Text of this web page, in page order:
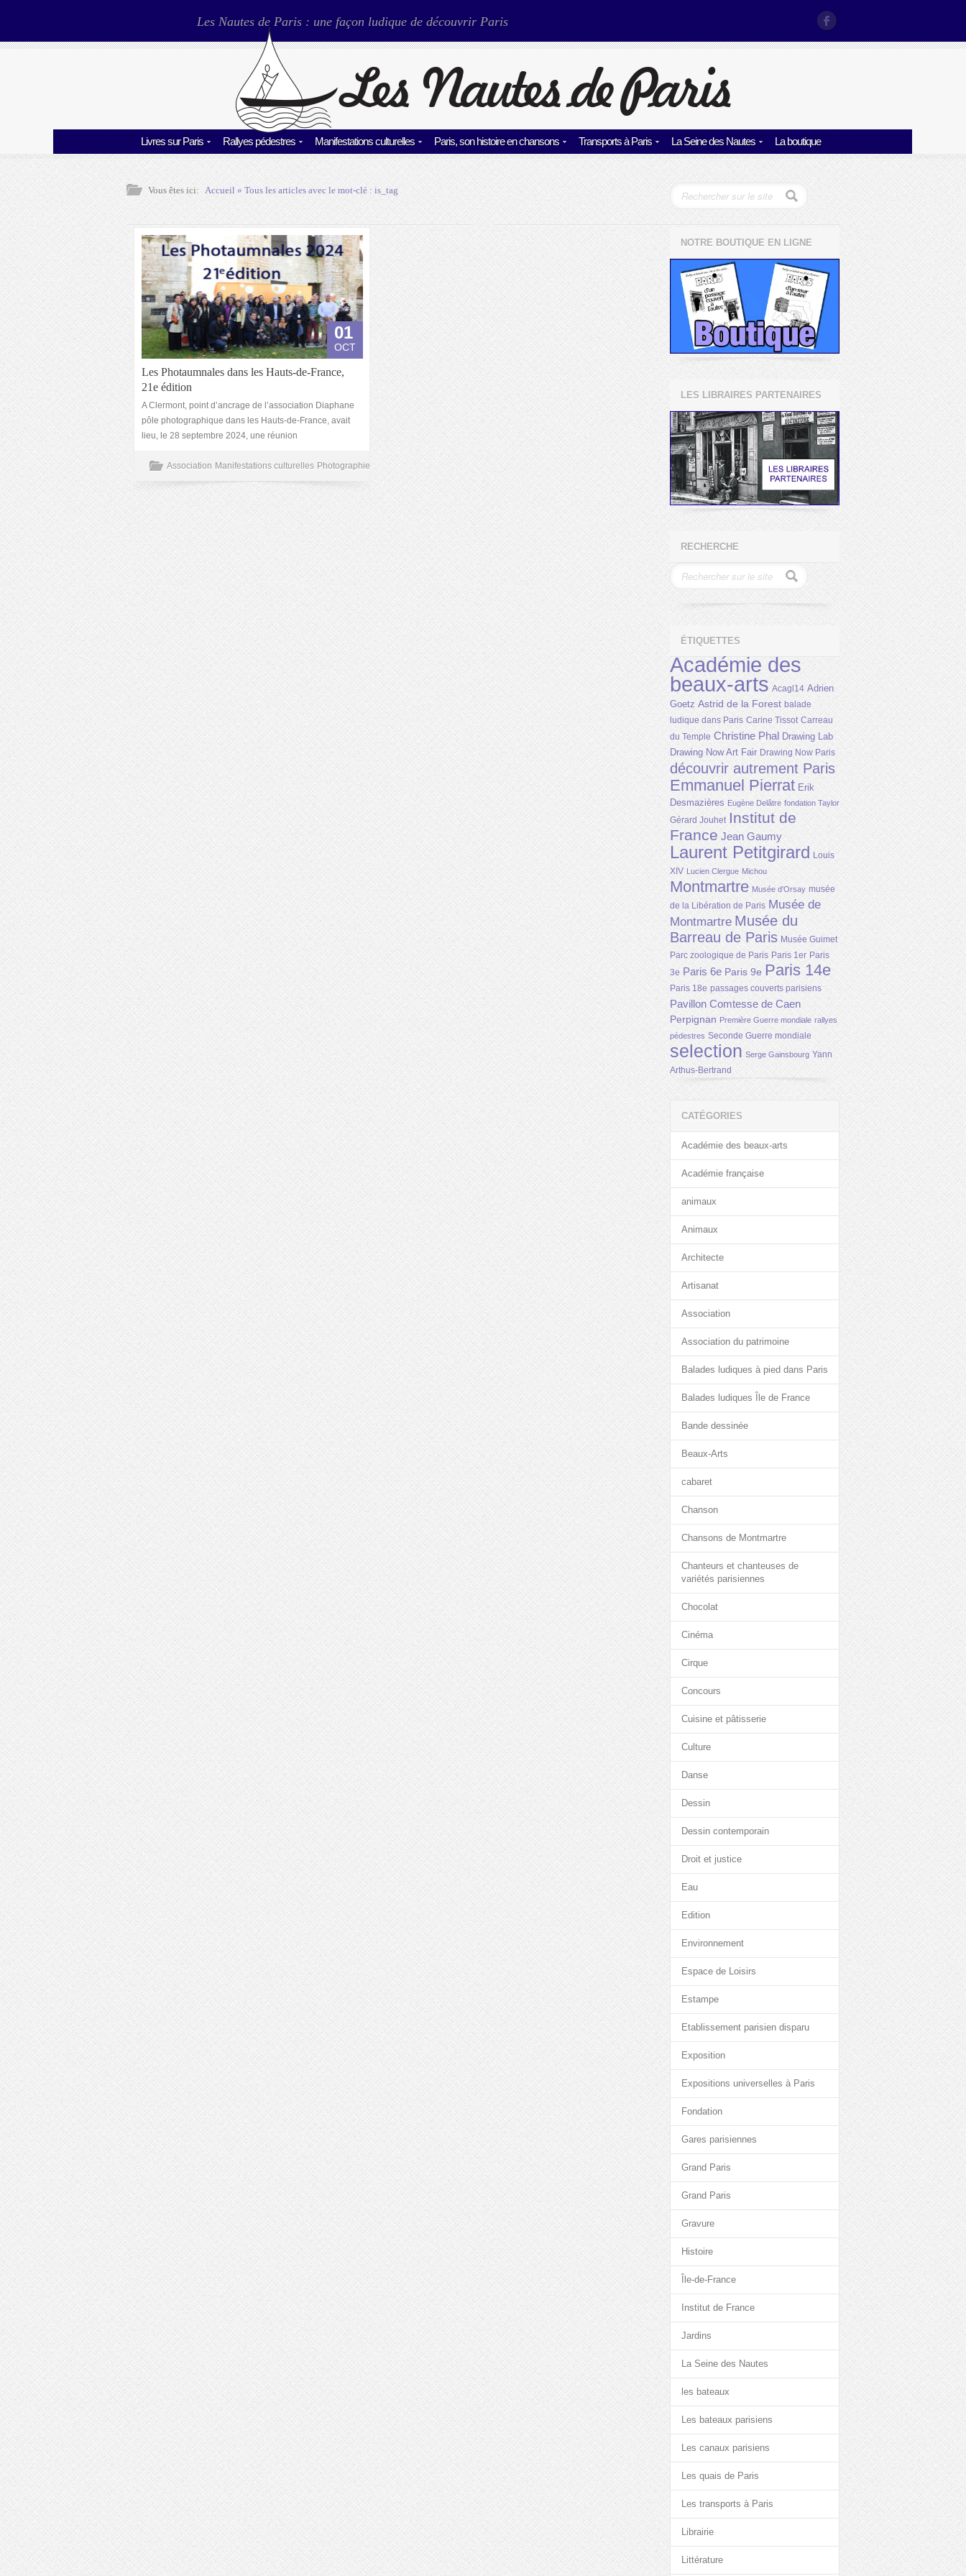
Les Nautes de Paris : une façon ludique de découvrir Paris
Livres sur Paris Rallyes pédestres Manifestations culturelles Paris, son histoire en chansons Transports à Paris La Seine des Nautes La boutique
Vous êtes ici: Accueil» Tous les articles avec le mot-clé :is_tag
01
OCT
Les Photaumnales dans les Hauts-de-France,
21e édition
A Clermont, point d’ancrage de l’association Diaphane
pôle photographique dans les Hauts-de-France, avait
lieu, le 28 septembre 2024, une réunion
Association Manifestations culturelles Photographie
NOTRE BOUTIQUE EN LIGNE
LES LIBRAIRES PARTENAIRES
RECHERCHE
ÉTIQUETTES
Académie des
beaux-arts Acagl14 Adrien
Goetz Astrid de la Forest balade
ludique dans Paris Carine Tissot Carreau
du Temple Christine Phal Drawing Lab
Drawing Now Art Fair Drawing Now Paris
découvrir autrement Paris
Emmanuel Pierrat Erik
Desmazières Eugène Delâtre fondation Taylor
Gérard Jouhet Institut de
France Jean Gaumy
Laurent Petitgirard Louis
XIV Lucien Clergue Michou
Montmartre Musée d'Orsay musée
de la Libération de Paris Musée de
Montmartre Musée du
Barreau de Paris Musée Guimet
Parc zoologique de Paris Paris 1er Paris
3e Paris 6e Paris 9e Paris 14e
Paris 18e passages couverts parisiens
Pavillon Comtesse de Caen
Perpignan Première Guerre mondiale rallyes
pédestres Seconde Guerre mondiale
selection Serge Gainsbourg Yann
Arthus-Bertrand
CATÉGORIES
Académie des beaux-arts
Académie française
animaux
Animaux
Architecte
Artisanat
Association
Association du patrimoine
Balades ludiques à pied dans Paris
Balades ludiques Île de France
Bande dessinée
Beaux-Arts
cabaret
Chanson
Chansons de Montmartre
Chanteurs et chanteuses de
variétés parisiennes
Chocolat
Cinéma
Cirque
Concours
Cuisine et pâtisserie
Culture
Danse
Dessin
Dessin contemporain
Droit et justice
Eau
Edition
Environnement
Espace de Loisirs
Estampe
Etablissement parisien disparu
Exposition
Expositions universelles à Paris
Fondation
Gares parisiennes
Grand Paris
Grand Paris
Gravure
Histoire
Île-de-France
Institut de France
Jardins
La Seine des Nautes
les bateaux
Les bateaux parisiens
Les canaux parisiens
Les quais de Paris
Les transports à Paris
Librairie
Littérature